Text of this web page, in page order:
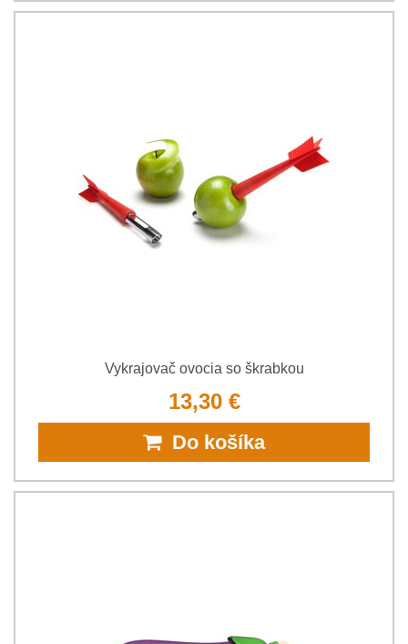
Vykrajovač ovocia so škrabkou
13,30 €
Do košíka